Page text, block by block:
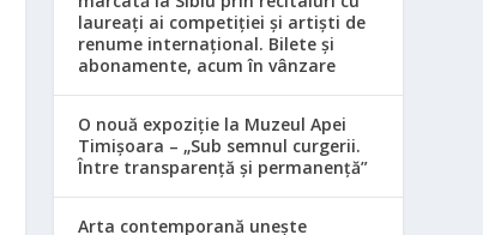
laureați ai competiției și artiști de
renume internațional. Bilete și
abonamente, acum în vânzare
O nouă expoziție la Muzeul Apei
Timișoara – „Sub semnul curgerii.
Între transparență și permanență”
Arta contemporană unește